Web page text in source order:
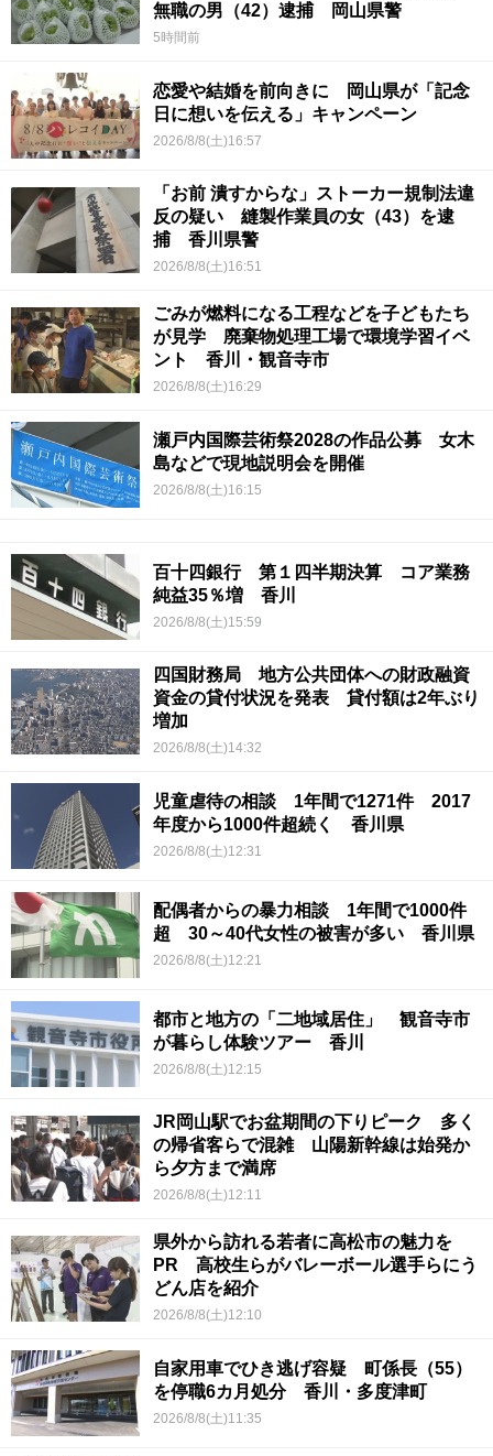
無職の男（42）逮捕 岡山県警
5時間前
恋愛や結婚を前向きに 岡山県が「記念
日に想いを伝える」キャンペーン
2026/8/8(土)16:57
「お前 潰すからな」ストーカー規制法違
反の疑い 縫製作業員の女（43）を逮
捕 香川県警
2026/8/8(土)16:51
ごみが燃料になる工程などを子どもたち
が見学 廃棄物処理工場で環境学習イベ
ント 香川・観音寺市
2026/8/8(土)16:29
瀬戸内国際芸術祭2028の作品公募 女木
島などで現地説明会を開催
2026/8/8(土)16:15
百十四銀行 第１四半期決算 コア業務
純益35％増 香川
2026/8/8(土)15:59
四国財務局 地方公共団体への財政融資
資金の貸付状況を発表 貸付額は2年ぶり
増加
2026/8/8(土)14:32
児童虐待の相談 1年間で1271件 2017
年度から1000件超続く 香川県
2026/8/8(土)12:31
配偶者からの暴力相談 1年間で1000件
超 30～40代女性の被害が多い 香川県
2026/8/8(土)12:21
都市と地方の「二地域居住」 観音寺市
が暮らし体験ツアー 香川
2026/8/8(土)12:15
JR岡山駅でお盆期間の下りピーク 多く
の帰省客らで混雑 山陽新幹線は始発か
ら夕方まで満席
2026/8/8(土)12:11
県外から訪れる若者に高松市の魅力を
PR 高校生らがバレーボール選手らにう
どん店を紹介
2026/8/8(土)12:10
自家用車でひき逃げ容疑 町係長（55）
を停職6カ月処分 香川・多度津町
2026/8/8(土)11:35